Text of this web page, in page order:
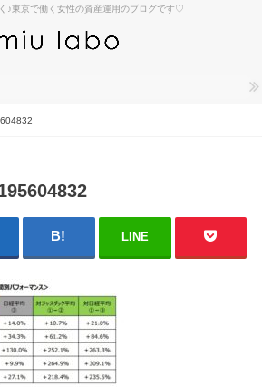
♪東京で働く女性の資産運用のブログです♡
LINE